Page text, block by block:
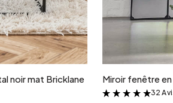
noir mat Bricklane Miroir fenêtre
&
32